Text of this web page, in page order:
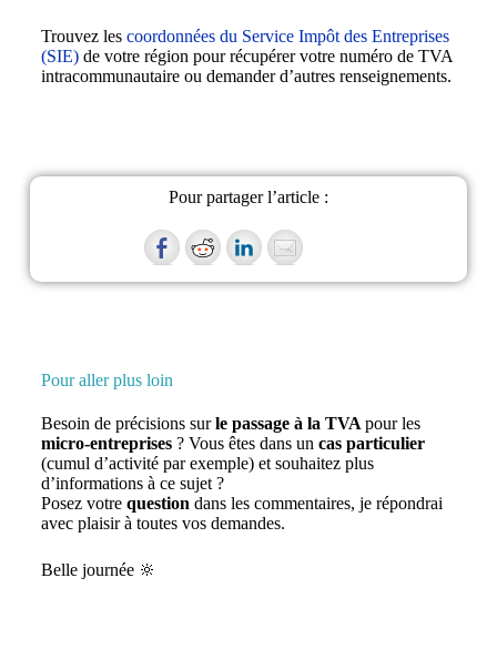
Trouvez les coordonnées du Service Impôt des Entreprises
(SIE)de votre région pour récupérer votre numéro de TVA
intracommunautaire ou demander d’autres renseignements.
Pour partager l’article :
Pour aller plus loin
Besoin de précisions surle passage à la TVA pour les
micro-entreprises ? Vous êtes dans un cas particulier
(cumul d’activité par exemple) et souhaitez plus
d’informations à ce sujet ?
Posez votrequestion dans les commentaires, je répondrai
avec plaisir à toutes vos demandes.
Belle journée 🔆